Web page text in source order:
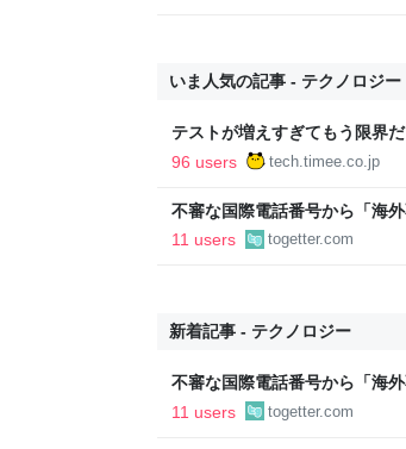
いま人気の記事 - テクノロジー
テストが増えすぎてもう限界
Timee Product Team Blog
96 users tech.timee.co.jp
不審な国際電話番号から「海
があり、本人確認のためとフ
氏」のものを伝えると「本人
11 users togetter.com
新着記事 - テクノロジー
不審な国際電話番号から「海
があり、本人確認のためとフ
11 users togetter.com